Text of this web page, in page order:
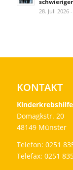
28. Juli 2026
KONTAKT
Domagkstr. 20
48149 Münster
Telefon: 0251
Telefax: 0251